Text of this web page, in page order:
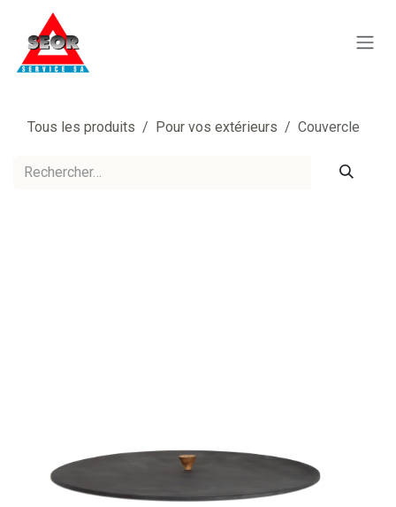
Se rendre au contenu
Tous les produits Pour vos extérieurs Couvercle